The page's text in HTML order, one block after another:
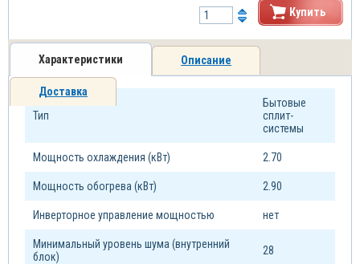
Купить
Характеристики Описание
Доставка
Тип
Бытовые
сплит-
системы
Мощность охлаждения (кВт) 2.70
Мощность обогрева (кВт) 2.90
Инверторное управление мощностью нет
Минимальный уровень шума (внутренний
блок)
28